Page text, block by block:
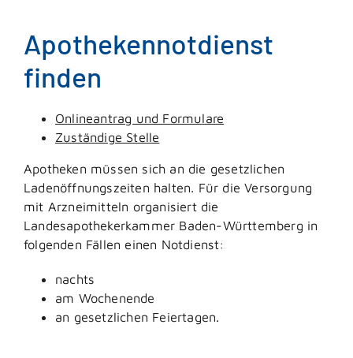
Apothekennotdienst
finden
Onlineantrag und Formulare
Zuständige Stelle
Apotheken müssen sich an die gesetzlichen
Ladenöffnungszeiten halten. Für die Versorgung
mit Arzneimitteln organisiert die
Landesapothekerkammer Baden-Württemberg in
folgenden Fällen einen Notdienst:
nachts
am Wochenende
an gesetzlichen Feiertagen.